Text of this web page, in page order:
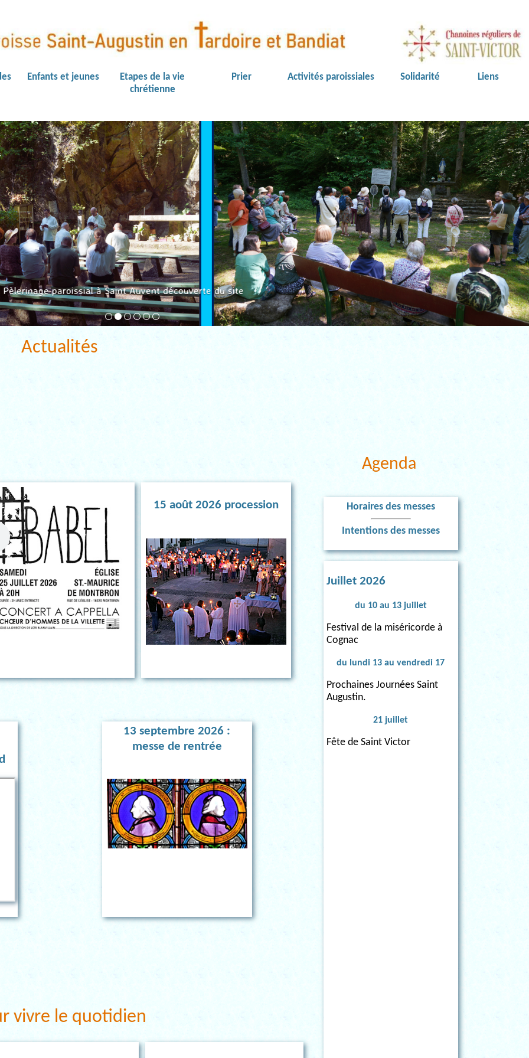
Enfants et jeunes
Etapes de la vie
chrétienne
Prier Activités paroissiales Solidarité Liens
Pèlerinage paroissial à Saint Auvent découverte du site
Actualités
15 août 2026 procession
13 septembre 2026 :
messe de rentrée
vivre le quotidien
Agenda
Horaires des messes
Intentions des messes
Juillet 2026
du 10 au 13 juillet
Festival de la miséricorde à
Cognac
du lundi 13 au vendredi 17
Prochaines Journées Saint
Augustin.
21 juillet
Fête de Saint Victor